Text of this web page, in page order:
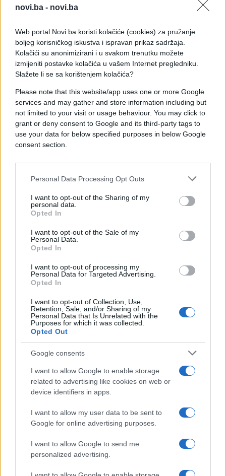
novi.ba - novi.ba
Web portal Novi.ba koristi kolačiće (cookies) za pružanje
boljeg korisničkog iskustva i ispravan prikaz sadržaja.
Kolačići su anonimizirani i u svakom trenutku možete
izmijeniti postavke kolačića u vašem Internet pregledniku.
Slažete li se sa korištenjem kolačića?
Please note that this website/app uses one or more Google
services and may gather and store information including but
not limited to your visit or usage behaviour. You may click to
grant or deny consent to Google and its third-party tags to
use your data for below specified purposes in below Google
consent section.
Personal Data Processing Opt Outs
I want to opt-out of the Sharing of my
personal data.
Opted In
I want to opt-out of the Sale of my
Personal Data.
Opted In
I want to opt-out of processing my
Personal Data for Targeted Advertising.
Opted In
I want to opt-out of Collection, Use,
Retention, Sale, and/or Sharing of my
Personal Data that Is Unrelated with the
Purposes for which it was collected.
Opted Out
Google consents
I want to allow Google to enable storage
related to advertising like cookies on web or
device identifiers in apps.
I want to allow my user data to be sent to
Google for online advertising purposes.
I want to allow Google to send me
personalized advertising.
#WIFI